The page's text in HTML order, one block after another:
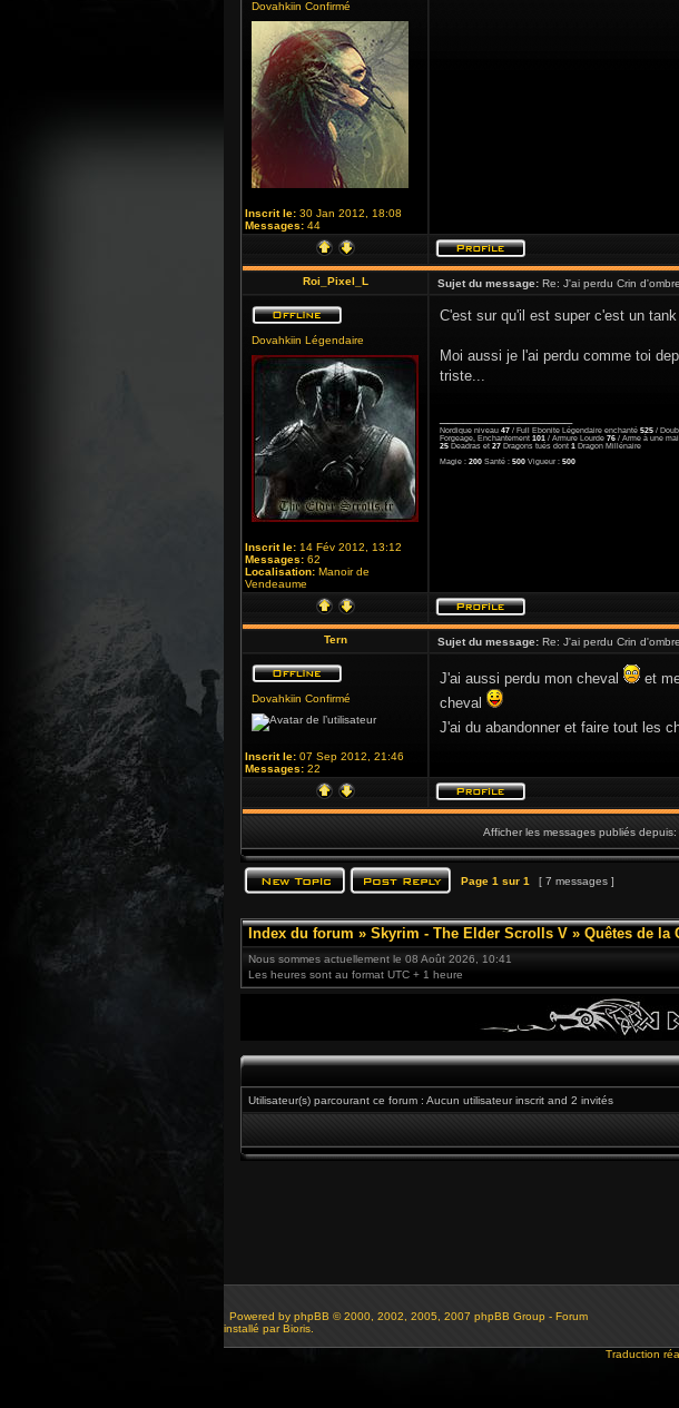
Dovahkiin Confirmé
Inscrit le: 30 Jan 2012, 18:08
Messages: 44
Roi_Pixel_L Sujet du message: Re: J'ai perdu Crin
Dovahkiin Légendaire
Inscrit le: 14 Fév 2012, 13:12
Messages: 62
Localisation: Manoir de
Vendeaume
C'est sur qu'il est super c'est un
Moi aussi je l'ai perdu comme toi
triste...
Nordique niveau 47 / Full Ebonite Légendaire enchanté 525 /
Forgeage, Enchantement 101 / Armure Lourde 76 / Arme à une
25 Deadras et 27 Dragons tués dont 1
Dragon Millénaire
Magie : 200 Santé : 500 Vigueur : 500
Tern Sujet du message: Re: J'ai perdu Crin
Dovahkiin Confirmé
Inscrit le: 07 Sep 2012, 21:46
Messages: 22
J'ai aussi perdu mon cheval
et
cheval
J'ai du abandonner et faire tout les
Afficher les messages publiés depuis:
Page 1 sur 1 [ 7 messages ]
Index du forum » Skyrim - The Elder Scrolls V » Quêtes de la
Nous sommes actuellement le 08 Août 2026, 10:41
Les heures sont au format UTC + 1 heure
Utilisateur(s) parcourant ce forum : Aucun utilisateur inscrit and 2 invités
Powered by phpBB © 2000, 2002, 2005, 2007 phpBB Group - Forum
installé par Bioris.
Traduction